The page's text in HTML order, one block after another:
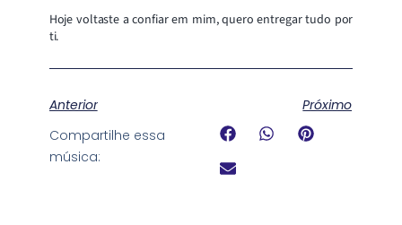
Hoje voltaste a confiar em mim, quero entregar tudo por
ti.
Anterior
Próximo
Compartilhe essa
música: